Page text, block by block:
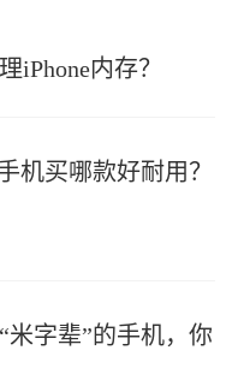
iPhone内存？
机买哪款好耐用？
字辈”的手机，你